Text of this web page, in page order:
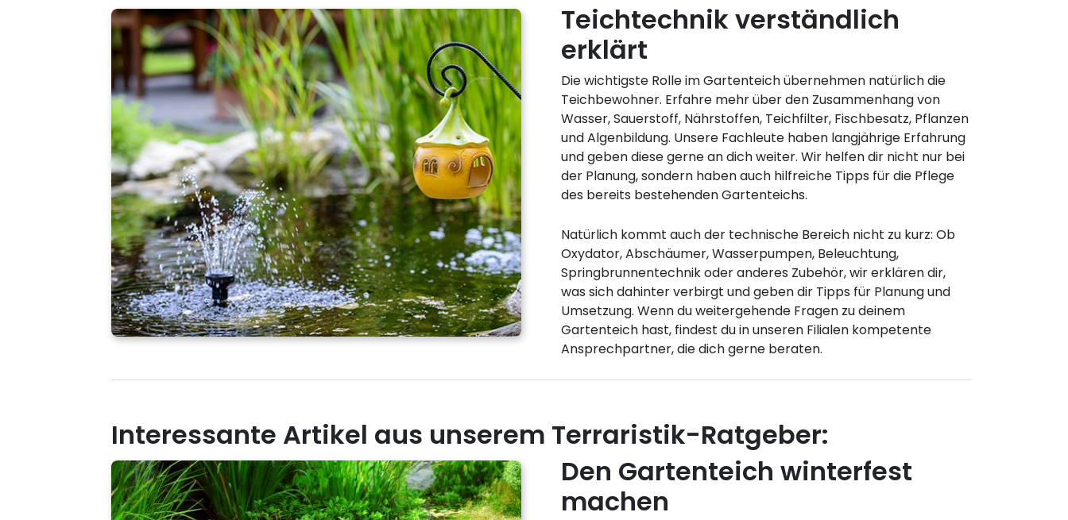
Teichtechnik verständlich
erklärt
Die wichtigste Rolle im Gartenteich übernehmen natürlich die
Teichbewohner. Erfahre mehr über den Zusammenhang von
Wasser, Sauerstoff, Nährstoffen, Teichfilter, Fischbesatz, Pflanzen
und Algenbildung. Unsere Fachleute haben langjährige Erfahrung
und geben diese gerne an dich weiter. Wir helfen dir nicht nur bei
der Planung, sondern haben auch hilfreiche Tipps für die Pflege
des bereits bestehenden Gartenteichs.
Natürlich kommt auch der technische Bereich nicht zu kurz: Ob
Oxydator, Abschäumer, Wasserpumpen, Beleuchtung,
Springbrunnentechnik oder anderes Zubehör, wir erklären dir,
was sich dahinter verbirgt und geben dir Tipps für Planung und
Umsetzung. Wenn du weitergehende Fragen zu deinem
Gartenteich hast, findest du in unseren Filialen kompetente
Ansprechpartner, die dich gerne beraten.
Interessante Artikel aus unserem Terraristik-Ratgeber:
Den Gartenteich winterfest
machen